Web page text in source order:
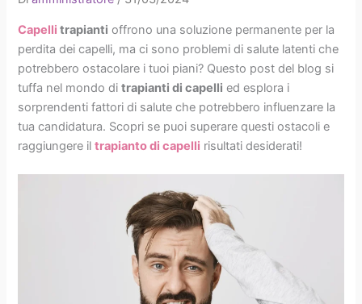
Capelli trapianti offrono una soluzione permanente per la
perdita dei capelli, ma ci sono problemi di salute latenti che
potrebbero ostacolare i tuoi piani? Questo post del blog si
tuffa nel mondo ditrapianti di capelli ed esplora i
sorprendenti fattori di salute che potrebbero influenzare la
tua candidatura. Scopri se puoi superare questi ostacoli e
raggiungere iltrapianto di capelli risultati desiderati!